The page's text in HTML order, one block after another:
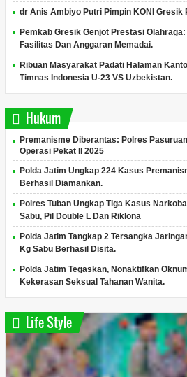
dr Anis Ambiyo Putri Pimpin KONI Gresik
Pemkab Gresik Genjot Prestasi
Fasilitas Dan Anggaran Memadai.
Ribuan Masyarakat Padati Halaman
Timnas Indonesia U-23 VS Uzbekistan.
Hukum
Premanisme Diberantas: Polres
Operasi Pekat II 2025
Polda Jatim Ungkap 224 Kasus
Berhasil Diamankan.
Polres Tuban Ungkap Tiga Kasus
Sabu, Pil Double L Dan Riklona
Polda Jatim Tangkap 2 Tersangka
Kg Sabu Berhasil Disita.
Polda Jatim Tegaskan, Nonaktifkan
Kekerasan Seksual Tahanan Wanita.
Life Style